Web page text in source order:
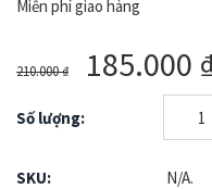
Miễn phí giao hàng
210.000₫ 185.000
Số lượng:
SKU: N/A.